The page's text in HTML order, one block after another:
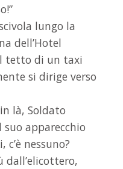
lungo la
dell’Hotel
tetto di un taxi
si dirige verso
là, Soldato
apparecchio
c’è nessuno?
dall’elicottero,